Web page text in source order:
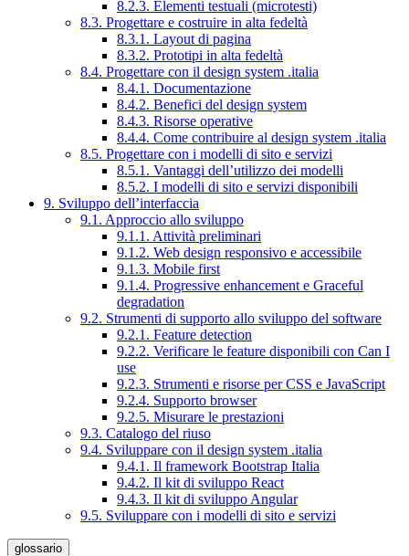
8.2.3. Elementi testuali (microtesti)
8.3. Progettare e costruire in alta fedeltà
8.3.1. Layout di pagina
8.3.2. Prototipi in alta fedeltà
8.4. Progettare con il design system .italia
8.4.1. Documentazione
8.4.2. Benefici del design system
8.4.3. Risorse operative
8.4.4. Come contribuire al design system .italia
8.5. Progettare con i modelli di sito e servizi
8.5.1. Vantaggi dell’utilizzo dei modelli
8.5.2. I modelli di sito e servizi disponibili
9. Sviluppo dell’interfaccia
9.1. Approccio allo sviluppo
9.1.1. Attività preliminari
9.1.2. Web design responsivo e accessibile
9.1.3. Mobile first
9.1.4. Progressive enhancement e Graceful
degradation
9.2. Strumenti di supporto allo sviluppo del software
9.2.1. Feature detection
9.2.2. Verificare le feature disponibili con Can I
use
9.2.3. Strumenti e risorse per CSS e JavaScript
9.2.4. Supporto browser
9.2.5. Misurare le prestazioni
9.3. Catalogo del riuso
9.4. Sviluppare con il design system .italia
9.4.1. Il framework Bootstrap Italia
9.4.2. Il kit di sviluppo React
9.4.3. Il kit di sviluppo Angular
9.5. Sviluppare con i modelli di sito e servizi
glossario